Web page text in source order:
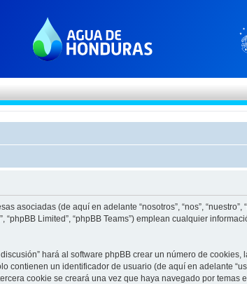
asociadas (de aquí en adelante “nosotros”, “nos”,
“phpBB Limited”, “phpBB Teams”) emplean cualquier
hará al software phpBB crear un número de
contienen un identificador de usuario (de aquí en adelante
cookie se creará una vez que haya navegado por temas